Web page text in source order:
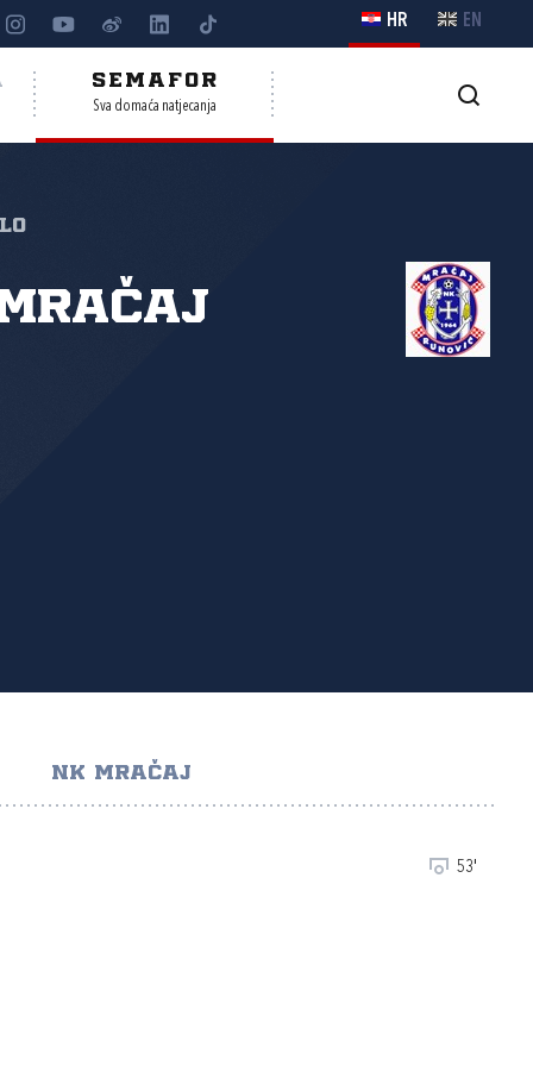
HR EN
SEMAFOR
Sva domaća natjecanja
NK MRAČAJ
53'